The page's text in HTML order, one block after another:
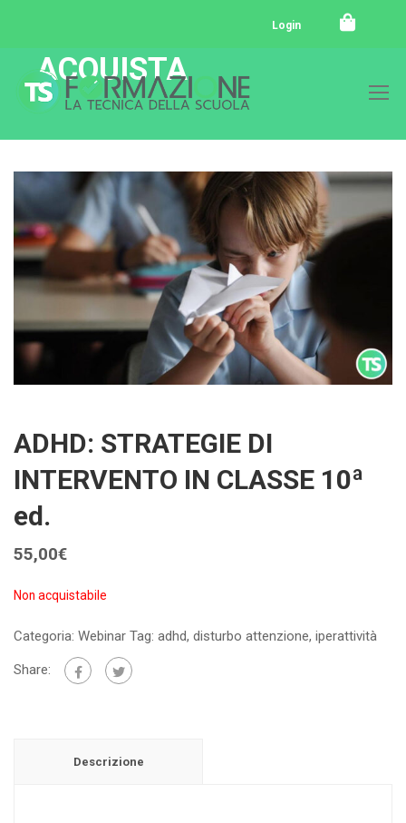
Login
ACQUISTA
ADHD: STRATEGIE DI
INTERVENTO IN CLASSE 10ª
ed.
55,00€
Non acquistabile
Categoria: Webinar Tag: adhd, disturbo attenzione, iperattività
Share:
Descrizione